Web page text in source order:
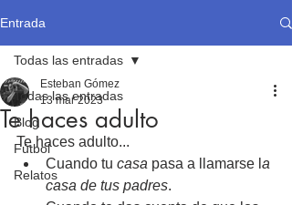
Entrada
Todas las entradas
Blog
Fútbol
Relatos
Todas las entradas
Te haces adulto
Esteban Gómez
13 mar 2023
Te haces adulto...
Cuando tu casa pasa a llamarse l a
casa de tus padres.